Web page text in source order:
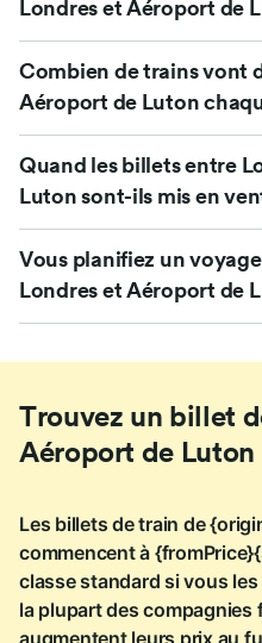
Londres et Aéroport de
Combien de trains vont
Aéroport de Luton
Quand les billets entre
Luton sont-ils mis en
Vous planifiez un
Londres et Aéroport de
Trouvez un billet
Aéroport de Luton
Les billets de train de
commencent à
classe standard si vous
la plupart des
augmentent leurs prix au